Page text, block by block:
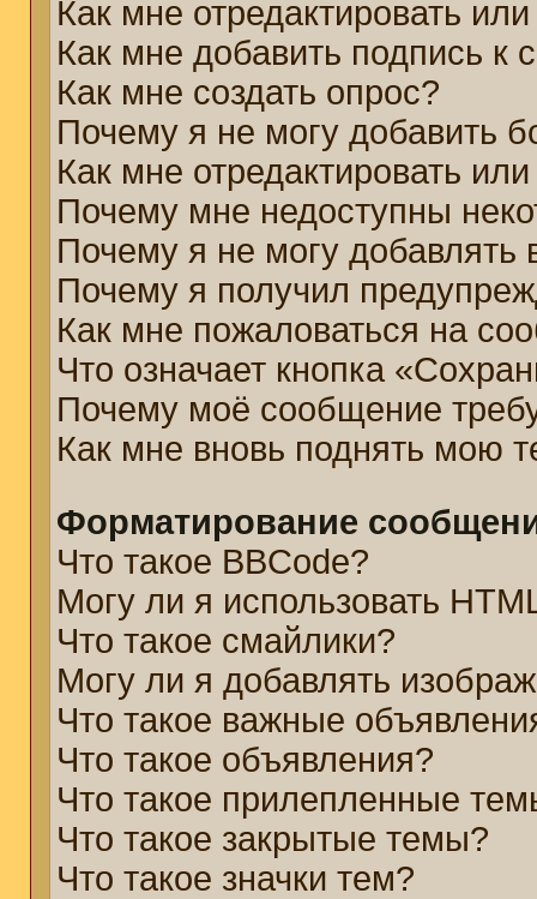
Как мне отредактировать
Как мне добавить подпись
Как мне создать опрос?
Почему я не могу добавить
Как мне отредактировать
Почему мне недоступны
Почему я не могу добавлять
Почему я получил
Как мне пожаловаться на
Что означает кнопка
Почему моё сообщение
Как мне вновь поднять мою
Форматирование
Что такое BBCode?
Могу ли я использовать
Что такое смайлики?
Могу ли я добавлять
Что такое важные
Что такое объявления?
Что такое прилепленные
Что такое закрытые темы?
Что такое значки тем?